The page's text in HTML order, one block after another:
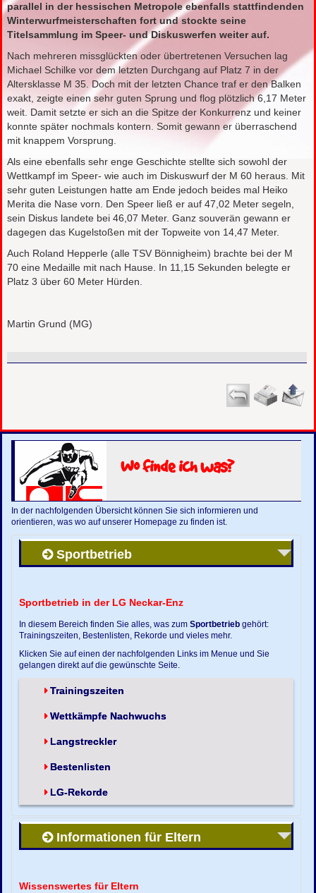
parallel in der hessischen Metropole ebenfalls stattfindenden
Winterwurfmeisterschaften fort und stockte seine
Titelsammlung im Speer- und Diskuswerfen weiter auf.
Nach mehreren missglückten oder übertretenen Versuchen lag
Michael Schilke vor dem letzten Durchgang auf Platz 7 in der
Altersklasse M 35. Doch mit der letzten Chance traf er den Balken
exakt, zeigte einen sehr guten Sprung und flog plötzlich 6,17 Meter
weit. Damit setzte er sich an die Spitze der Konkurrenz und keiner
konnte später nochmals kontern. Somit gewann er überraschend
mit knappem Vorsprung.
Als eine ebenfalls sehr enge Geschichte stellte sich sowohl der
Wettkampf im Speer- wie auch im Diskuswurf der M 60 heraus. Mit
sehr guten Leistungen hatte am Ende jedoch beides mal Heiko
Merita die Nase vorn. Den Speer ließ er auf 47,02 Meter segeln,
sein Diskus landete bei 46,07 Meter. Ganz souverän gewann er
dagegen das Kugelstoßen mit der Topweite von 14,47 Meter.
Auch Roland Hepperle (alle TSV Bönnigheim) brachte bei der M
70 eine Medaille mit nach Hause. In 11,15 Sekunden belegte er
Platz 3 über 60 Meter Hürden.
Martin Grund (MG)
Wo finde ich was?
In der nachfolgenden Übersicht können Sie sich informieren und
orientieren, was wo auf unserer Homepage zu finden ist.
Sportbetrieb
Sportbetrieb in der LG Neckar-Enz
In diesem Bereich finden Sie alles, was zumSportbetrieb gehört:
Trainingszeiten, Bestenlisten, Rekorde und vieles mehr.
Klicken Sie auf einen der nachfolgenden Links im Menue und Sie
gelangen direkt auf die gewünschte Seite.
Trainingszeiten
Wettkämpfe Nachwuchs
Langstreckler
Bestenlisten
LG-Rekorde
Informationen für Eltern
Wissenswertes für Eltern